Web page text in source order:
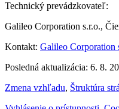
Technický prevádzkovateľ:
Galileo Corporation s.r.o.,
Kontakt: Galileo Corporation
Posledná aktualizácia: 6. 8.
Zmena vzhľadu, Štruktúra